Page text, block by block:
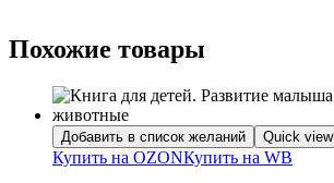
Похожие товары
Добавить в список желаний Quick view
Купить на OZONКупить на WB